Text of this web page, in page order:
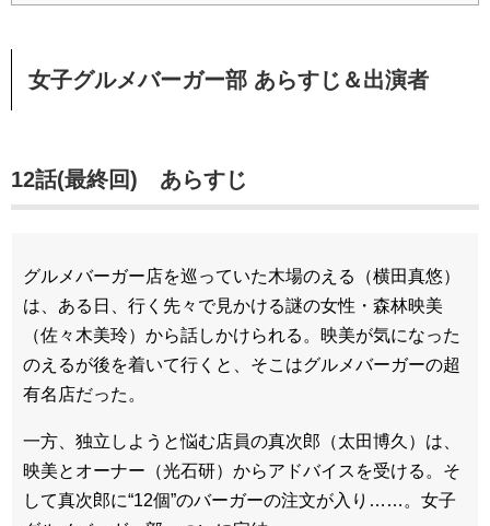
女子グルメバーガー部 あらすじ＆出演者
12話(最終回) あらすじ
グルメバーガー店を巡っていた木場のえる（横田真悠）
は、ある日、行く先々で見かける謎の女性・森林映美
（佐々木美玲）から話しかけられる。映美が気になった
のえるが後を着いて行くと、そこはグルメバーガーの超
有名店だった。
一方、独立しようと悩む店員の真次郎（太田博久）は、
映美とオーナー（光石研）からアドバイスを受ける。そ
して真次郎に“12個”のバーガーの注文が入り……。女子